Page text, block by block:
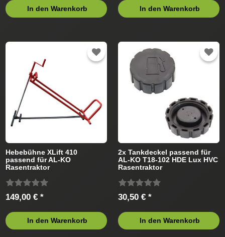
In den Warenkorb In den Warenkorb
Hebebühne XLift 410
passend für AL-KO
Rasentraktor
149,00 € *
In den Warenkorb
2x Tankdeckel passend für
AL-KO T18-102 HDE Lux HVC
Rasentraktor
30,50 € *
In den Warenkorb